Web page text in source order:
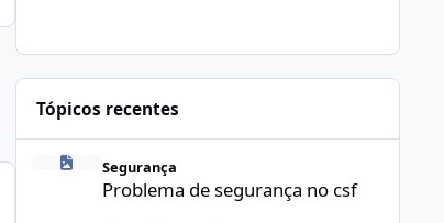
Tópicos recentes
Problema de segurança no csf
Segurança
Problema de segurança no csf